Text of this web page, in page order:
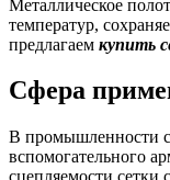
Металлическое
температур,
предлагаем купить
Сфера
В промышленности
вспомогательного